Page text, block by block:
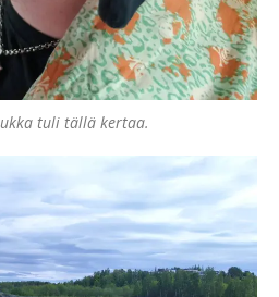
tuli tällä kertaa.